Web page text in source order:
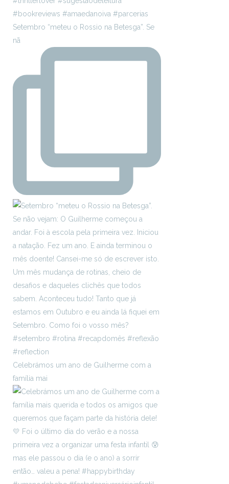
Setembro “meteu o Rossio na Betesga”. Se
nã
Celebrámos um ano de Guilherme com a
família mai